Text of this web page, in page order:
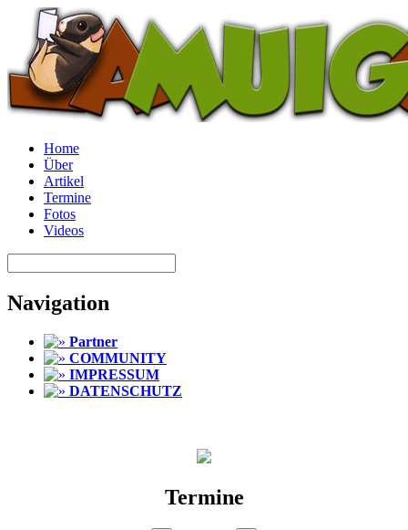
Home
Über
Artikel
Termine
Fotos
Videos
Navigation
Partner
COMMUNITY
IMPRESSUM
DATENSCHUTZ
Termine